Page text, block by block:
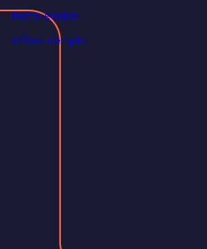
Notre équipe
Offres d’emploi